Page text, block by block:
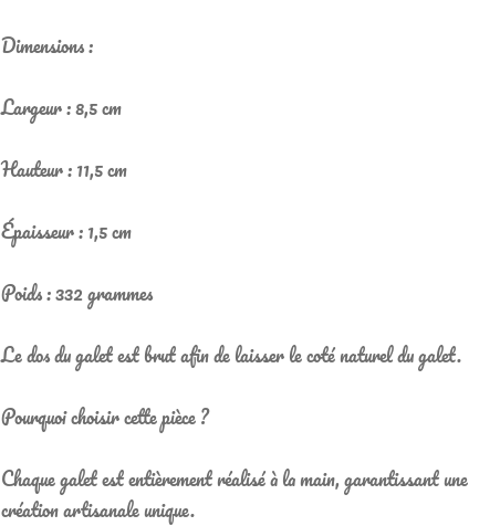
Dimensions :
Largeur : 8,5 cm
Hauteur : 11,5 cm
Épaisseur : 1,5 cm
Poids : 332 grammes
Le dos du galet est brut afin de laisser le coté naturel du galet.
Pourquoi choisir cette pièce ?
Chaque galet est entièrement réalisé à la main, garantissant une
création artisanale unique.